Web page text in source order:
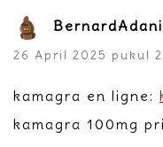
BernardAdani
26 April 2025 pukul
kamagra en ligne:
kamagra 100mg